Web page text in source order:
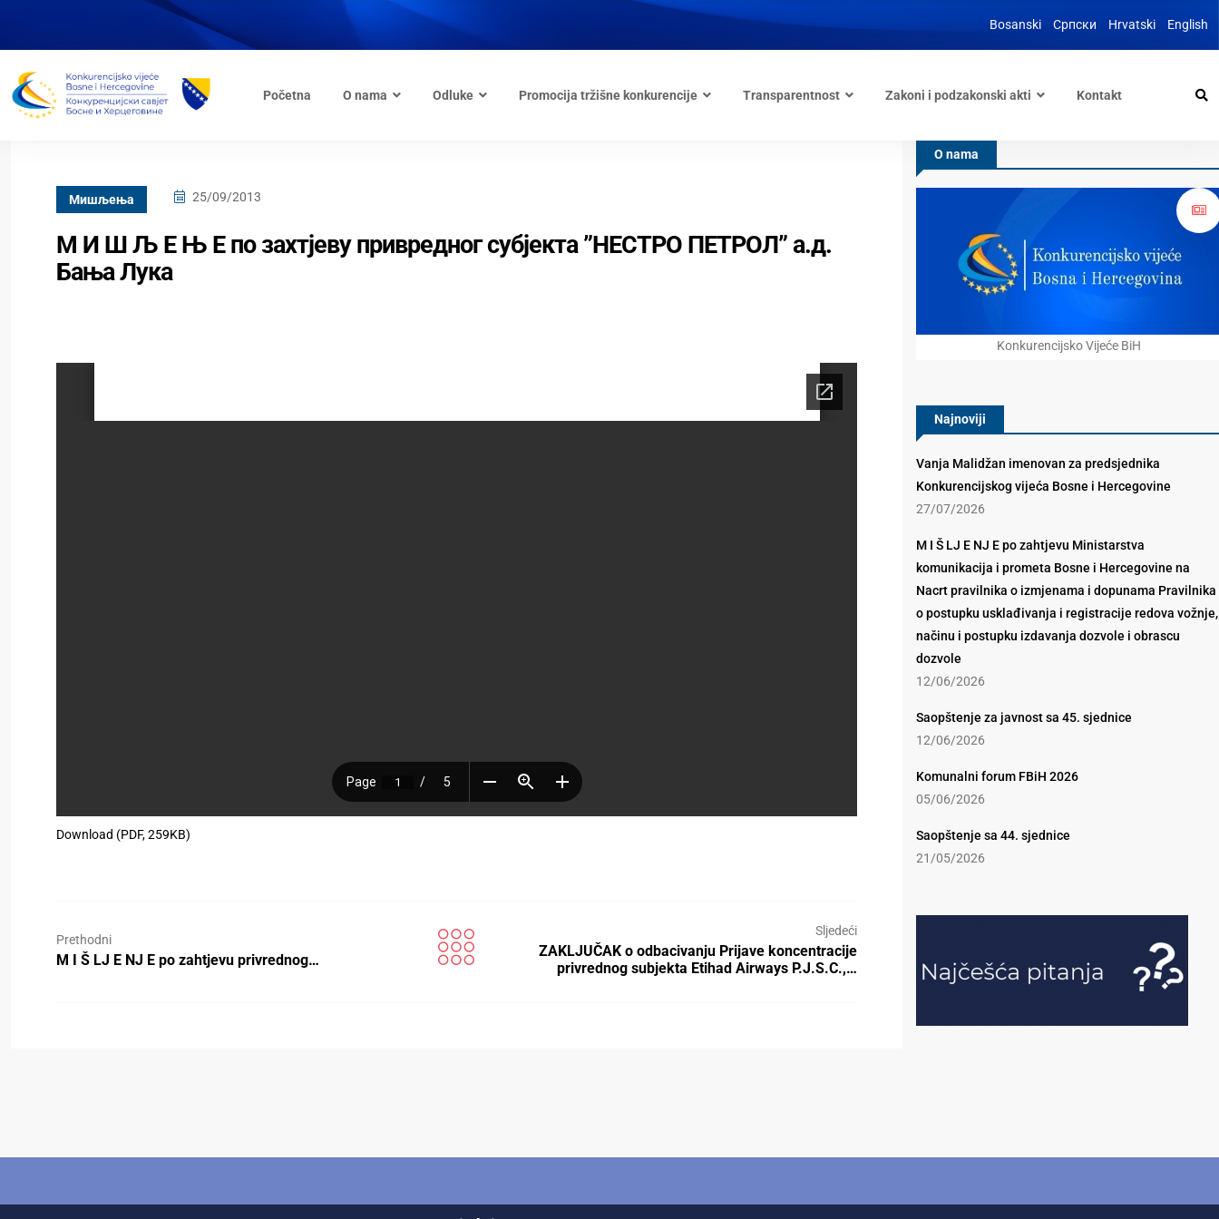
Bosanski Српски Hrvatski English
Početna O nama Odluke Promocija tržišne konkurencije Transparentnost Zakoni i podzakonski akti Kontakt
Mишљења 25/09/2013
М И Ш Љ Е Њ Е по захтјеву привредног субјекта ”НЕСТРО ПЕТРОЛ” а.д.
Бања Лука
Download (PDF, 259KB)
Prethodni
M I Š LJ E NJ E po zahtjevu privrednog…
Sljedeći
ZAKLJUČAK o odbacivanju Prijave koncentracije
privrednog subjekta Etihad Airways P.J.S.C.,…
O nama
Konkurencijsko Vijeće BiH
Najnoviji
Vanja Malidžan imenovan za predsjednika
Konkurencijskog vijeća Bosne i Hercegovine
27/07/2026
M I Š LJ E NJ E po zahtjevu Ministarstva
komunikacija i prometa Bosne i Hercegovine na
Nacrt pravilnika o izmjenama i dopunama Pravilnika
o postupku usklađivanja i registracije redova vožnje,
načinu i postupku izdavanja dozvole i obrascu
dozvole
12/06/2026
Saopštenje za javnost sa 45. sjednice
12/06/2026
Komunalni forum FBiH 2026
05/06/2026
Saopštenje sa 44. sjednice
21/05/2026